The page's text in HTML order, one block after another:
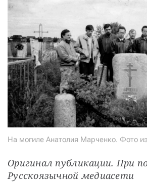
На могиле Анатолия Марченко. Фото
Оригинал публикации. При
Русскоязычной медиасети